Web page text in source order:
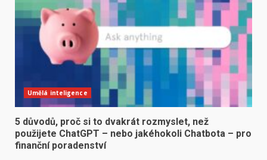
Umělá inteligence
5 důvodů, proč si to dvakrát rozmyslet, než
použijete ChatGPT – nebo jakéhokoli Chatbota – pro
finanční poradenství